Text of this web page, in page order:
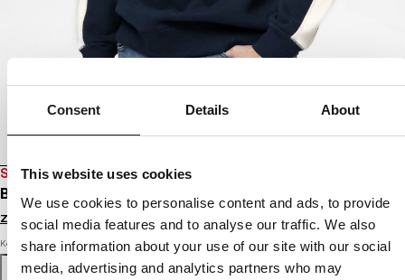
Consent Details About
This website uses cookies
We use cookies to personalise content and ads, to provide
social media features and to analyse our traffic. We also
share information about your use of our site with our social
media, advertising and analytics partners who may
SALE
BLUZA SAN DIEGO CA
Zaloguj się by zobaczyć ceny
Kolor: dark navy